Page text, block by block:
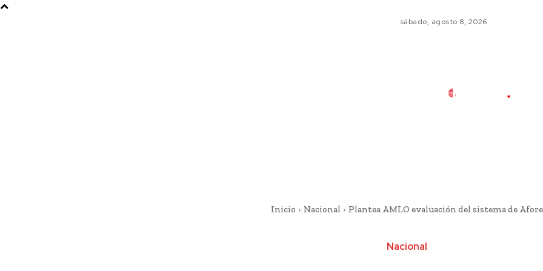
sábado, agosto 8, 2026
Inicio Nacional Plantea AMLO evaluación del sistema de Afore
Nacional